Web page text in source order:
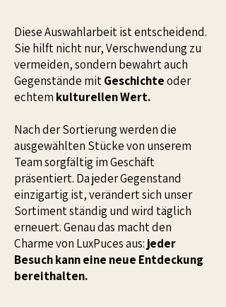
Diese Auswahlarbeit ist entscheidend.
Sie hilft nicht nur, Verschwendung zu
vermeiden, sondern bewahrt auch
Gegenstände mitGeschichteoder
echtem kulturellen Wert.
Nach der Sortierung werden die
ausgewählten Stücke von unserem
Team sorgfältig im Geschäft
präsentiert. Da jeder Gegenstand
einzigartig ist, verändert sich unser
Sortiment ständig und wird täglich
erneuert. Genau das macht den
Charme von LuxPuces aus: jeder
Besuch kann eine neue Entdeckung
bereithalten.